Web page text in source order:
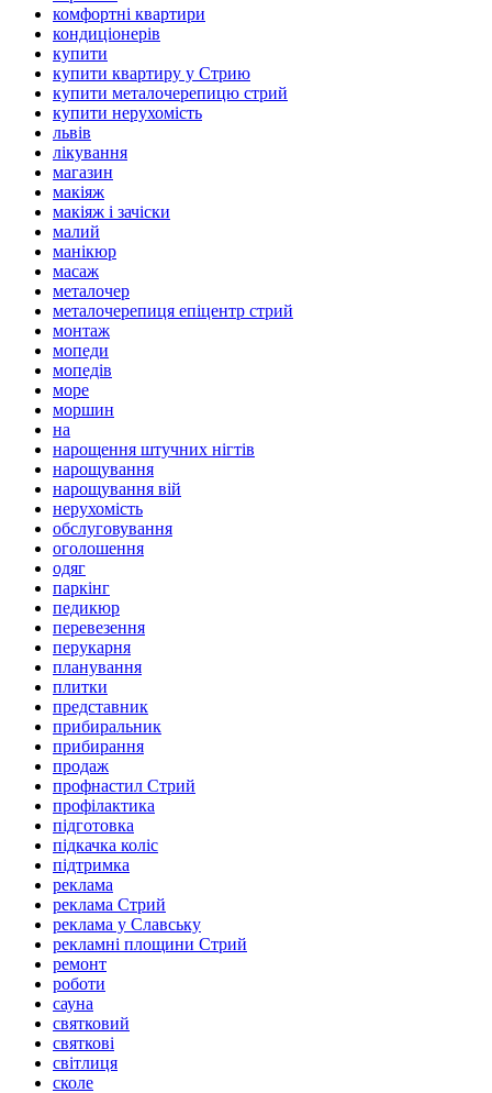
комфортні квартири
кондиціонерів
купити
купити квартиру у Стрию
купити металочерепицю стрий
купити нерухомість
львів
лікування
магазин
макіяж
макіяж і зачіски
малий
манікюр
масаж
металочер
металочерепиця епіцентр стрий
монтаж
мопеди
мопедів
море
моршин
на
нарощення штучних нігтів
нарощування
нарощування вій
нерухомість
обслуговування
оголошення
одяг
паркінг
педикюр
перевезення
перукарня
планування
плитки
представник
прибиральник
прибирання
продаж
профнастил Стрий
профілактика
підготовка
підкачка коліс
підтримка
реклама
реклама Стрий
реклама у Славську
рекламні площини Стрий
ремонт
роботи
сауна
святковий
святкові
світлиця
сколе